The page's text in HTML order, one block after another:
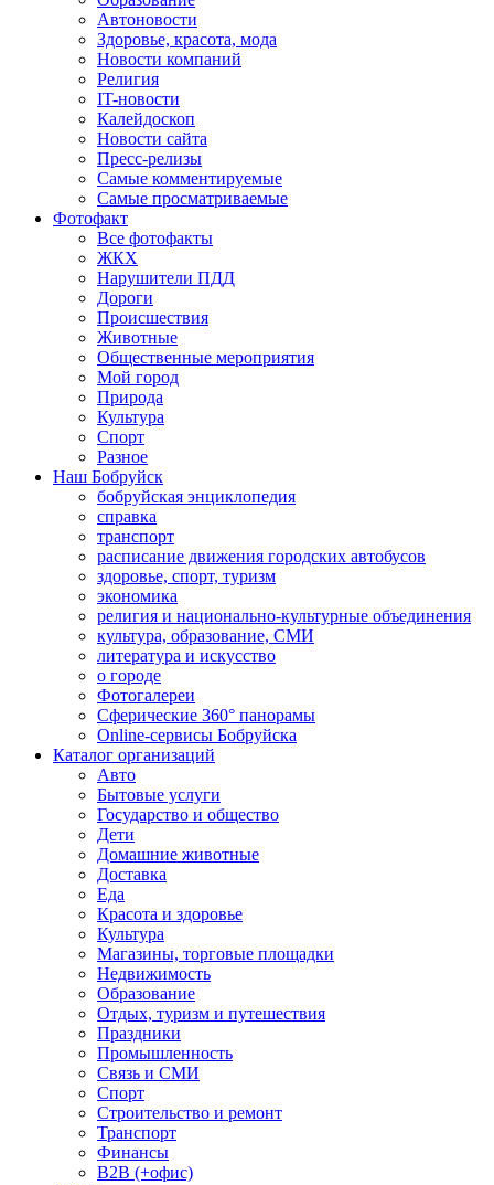
Автоновости
Здоровье, красота, мода
Новости компаний
Религия
IT-новости
Калейдоскоп
Новости сайта
Пресс-релизы
Самые комментируемые
Самые просматриваемые
Фотофакт
Все фотофакты
ЖКХ
Нарушители ПДД
Дороги
Происшествия
Животные
Общественные мероприятия
Мой город
Природа
Культура
Спорт
Разное
Наш Бобруйск
бобруйская энциклопедия
справка
транспорт
расписание движения городских автобусов
здоровье, спорт, туризм
экономика
религия и национально-культурные объединения
культура, образование, СМИ
литература и искусство
о городе
Фотогалереи
Сферические 360° панорамы
Online-сервисы Бобруйска
Каталог организаций
Авто
Бытовые услуги
Государство и общество
Дети
Домашние животные
Доставка
Еда
Красота и здоровье
Культура
Магазины, торговые площадки
Недвижимость
Образование
Отдых, туризм и путешествия
Праздники
Промышленность
Связь и СМИ
Спорт
Строительство и ремонт
Транспорт
Финансы
B2B (+офис)